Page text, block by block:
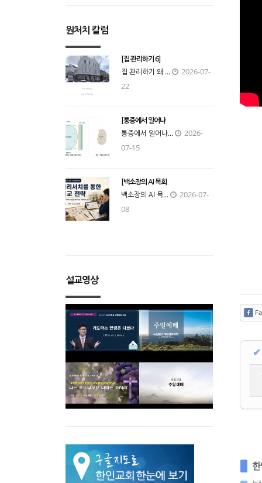
✔
한
원처치 칼럼
[집 관리하기 6]
집 관리하기 왜 ...
2026-07-
22
[통증에서 일어나
통증에서 일어나...
2026-
07-15
[백소장의 AI 목회
백소장의 AI 목...
2026-07-
08
설교영상